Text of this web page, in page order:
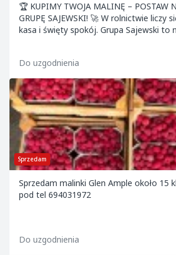
🏆 KUPIMY TWOJA MALINĘ – POSTAW NA KONKRET I
GRUPĘ SAJEWSKI! 🚀 W rolnictwie liczy
kasa i święty spokój. Grupa Sajewski to n
Do uzgodnienia
Sprzedam
Sprzedam malinki Glen Ample około 15
pod tel 694031972
Do uzgodnienia